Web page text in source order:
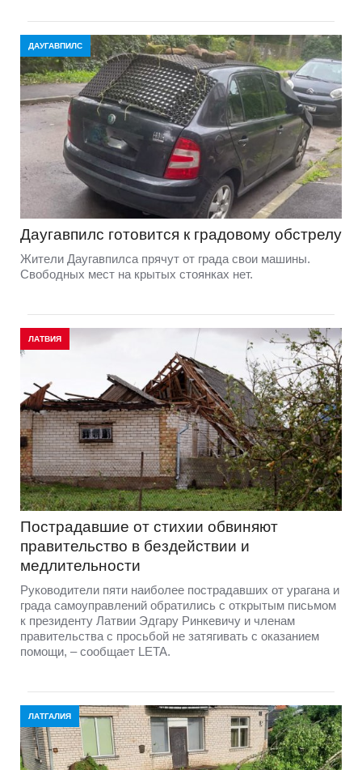
ДАУГАВПИЛС
Даугавпилс готовится к градовому обстрелу
Жители Даугавпилса прячут от града свои машины.
Свободных мест на крытых стоянках нет.
ЛАТВИЯ
Пострадавшие от стихии обвиняют
правительство в бездействии и
медлительности
Руководители пяти наиболее пострадавших от урагана и
града самоуправлений обратились с открытым письмом
к президенту Латвии Эдгару Ринкевичу и членам
правительства с просьбой не затягивать с оказанием
помощи, – сообщает LETA.
ЛАТГАЛИЯ